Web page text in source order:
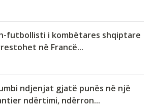
futbollisti i kombëtares shqiptare
në Francë...
ndjenjat gjatë punës në një
ndërtimi, ndërron...